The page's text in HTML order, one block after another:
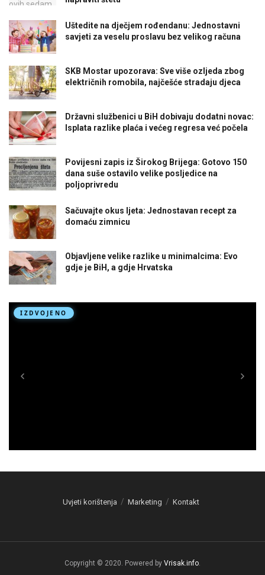
Uštedite na dječjem rođendanu: Jednostavni
savjeti za veselu proslavu bez velikog računa
SKB Mostar upozorava: Sve više ozljeda zbog
električnih romobila, najčešće stradaju djeca
Državni službenici u BiH dobivaju dodatni novac:
Isplata razlike plaća i većeg regresa već počela
Povijesni zapis iz Širokog Brijega: Gotovo 150
dana suše ostavilo velike posljedice na
poljoprivredu
Sačuvajte okus ljeta: Jednostavan recept za
domaću zimnicu
Objavljene velike razlike u minimalcima: Evo
gdje je BiH, a gdje Hrvatska
Uvjeti korištenja Marketing Kontakt
Copyright © 2020. Powered by Vrisak.info.